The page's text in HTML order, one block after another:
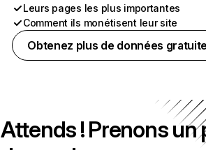
Leurs pages les plus importantes
Comment ils monétisent leur site
Obtenez plus de données
Attends ! Prenons un